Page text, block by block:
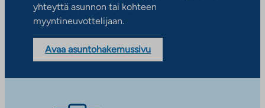
yhteyttä asunnon tai kohteen
myyntineuvottelijaan.
Avaa asuntohakemussivu